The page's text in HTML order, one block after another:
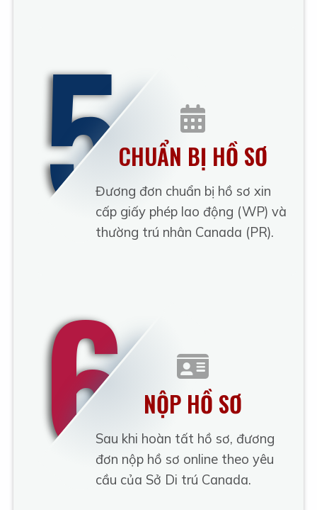
5CHUẨN BỊ HỒ SƠ
Đương đơn chuẩn bị hồ sơ xin
cấp giấy phép lao động (WP) và
thường trú nhân Canada (PR).
6 NỘP HỒ SƠ
Sau khi hoàn tất hồ sơ, đương
đơn nộp hồ sơ online theo yêu
cầu của Sở Di trú Canada.